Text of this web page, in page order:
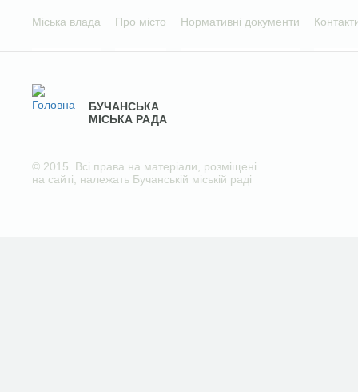
Міська влада Про місто Нормативні документи
БУЧАНСЬКА
МІСЬКА РАДА
© 2015. Всі права на матеріали, розміщені
на сайті, належать Бучанській міській раді